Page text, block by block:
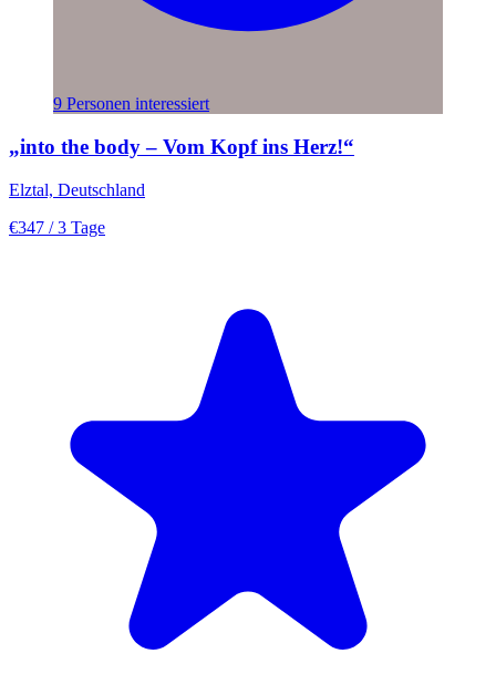
9 Personen interessiert
„into the body – Vom Kopf ins Herz!“
Elztal, Deutschland
€347 / 3 Tage